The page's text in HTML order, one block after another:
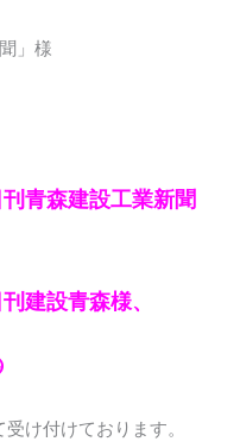
」様
青森建設工業新聞
建設青森様、
け付けております。